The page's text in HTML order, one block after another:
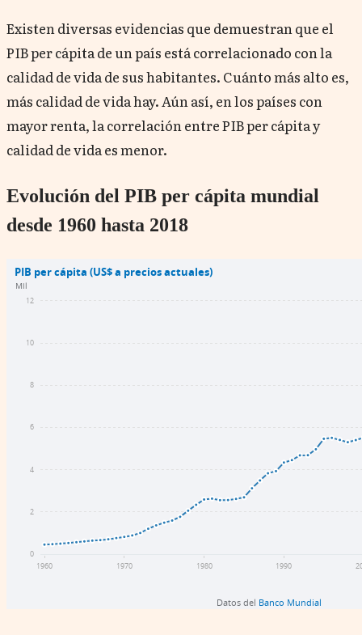
Existen diversas evidencias que demuestran que el
PIB per cápita de un país está correlacionado con la
calidad de vida de sus habitantes. Cuánto más alto es,
más calidad de vida hay. Aún así, en los países con
mayor renta, la correlación entre PIB per cápita y
calidad de vida es menor.
Evolución del PIB per cápita mundial
desde 1960 hasta 2018